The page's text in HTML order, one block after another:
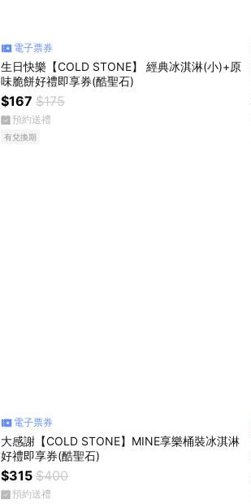
電子票券
生日快樂【COLD STONE】 經典冰淇淋(小)+原
味脆餅好禮即享券(酷聖石)
$167 $175
預約送禮
有兌換期
電子票券
大感謝【COLD STONE】MINE享樂桶裝冰淇淋
好禮即享券(酷聖石)
$315 $400
預約送禮